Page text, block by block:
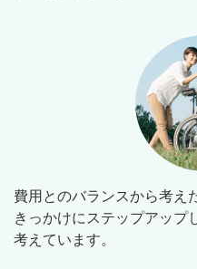
費用とのバランスから考え
きっかけにステップアップ
考えています。